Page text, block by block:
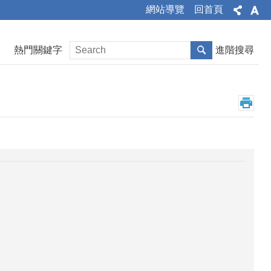
網站導覽 回首頁
熱門關鍵字 進階搜尋